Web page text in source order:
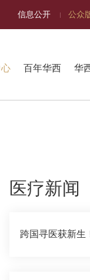
信息公开 公众
百年华西 华
医疗新闻
跨国寻医获新生